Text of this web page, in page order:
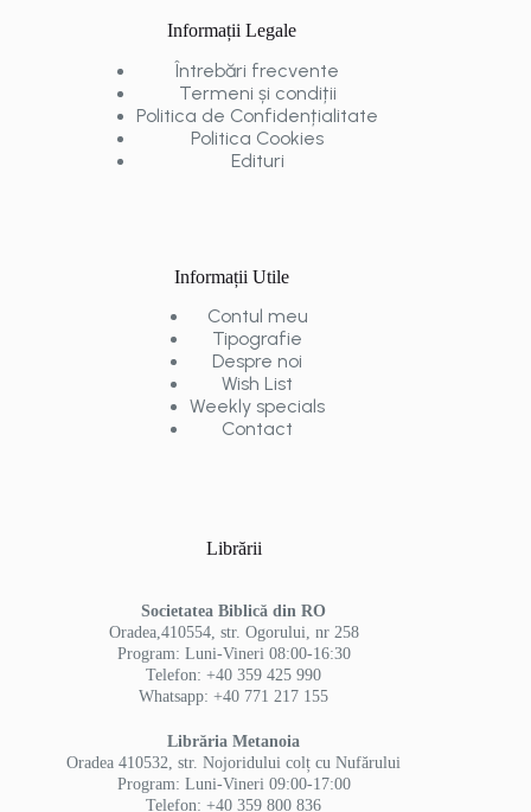
Informații Legale
Întrebări frecvente
Termeni și condiții
Politica de Confidențialitate
Politica Cookies
Edituri
Informații Utile
Contul meu
Tipografie
Despre noi
Wish List
Weekly specials
Contact
Librării
Societatea Biblică din RO
Oradea,410554, str. Ogorului, nr 258
Program: Luni-Vineri 08:00-16:30
Telefon: +40 359 425 990
Whatsapp: +40 771 217 155
Librăria Metanoia
Oradea 410532, str. Nojoridului colț cu Nufărului
Program: Luni-Vineri 09:00-17:00
Telefon: +40 359 800 836